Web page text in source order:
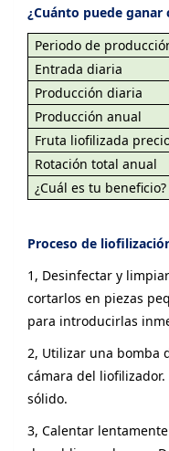
¿Cuánto puede ganar
Periodo de
Entrada diaria
Producción diaria
Producción anual
Fruta liofilizada
Rotación total anual
¿Cuál es tu beneficio?
Proceso de
1, Desinfectar y
cortarlos en piezas
para introducirlas
2, Utilizar una bomba
cámara del
sólido.
3, Calentar